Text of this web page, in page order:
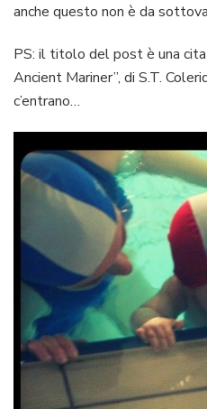
anche questo non è da
PS: il titolo del post è una
Ancient Mariner”, di S.T.
c’entrano…